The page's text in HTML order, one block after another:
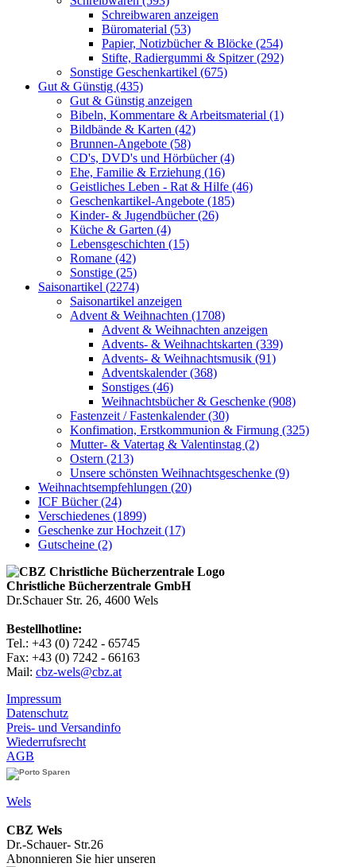
Schreibwaren anzeigen
Büromaterial (53)
Papier, Notizbücher & Blöcke (254)
Stifte, Radiergummi & Spitzer (292)
Sonstige Geschenkartikel (675)
Gut & Günstig (435)
Gut & Günstig anzeigen
Bibeln, Kommentare & Arbeitsmaterial (1)
Bildbände & Karten (42)
Brunnen-Angebote (58)
CD's, DVD's und Hörbücher (4)
Ehe, Familie & Erziehung (16)
Geistliches Leben - Rat & Hilfe (46)
Geschenkartikel-Angebote (185)
Kinder- & Jugendbücher (26)
Küche & Garten (4)
Lebensgeschichten (15)
Romane (42)
Sonstige (25)
Saisonartikel (2274)
Saisonartikel anzeigen
Advent & Weihnachten (1708)
Advent & Weihnachten anzeigen
Advents- & Weihnachtskarten (339)
Advents- & Weihnachtsmusik (91)
Adventskalender (368)
Sonstiges (46)
Weihnachtsbücher & Geschenke (908)
Fastenzeit / Fastenkalender (30)
Konfimation, Erstkommunion & Firmung (325)
Mutter- & Vatertag & Valentinstag (2)
Ostern (213)
Unsere schönsten Weihnachtsgeschenke (9)
Weihnachtsempfehlungen (20)
ICF Bücher (24)
Verschiedenes (1899)
Geschenke zur Hochzeit (17)
Gutscheine (2)
Christliche Bücherzentrale GmbH
Dr.Schauer Str. 26, 4600 Wels
Bestellhotline:
Tel.: +43 (0) 7242 - 65745
Fax: +43 (0) 7242 - 66163
Mail: cbz-wels@cbz.at
Impressum
Datenschutz
Preis- und Versandinfo
Wiederrufsrecht
AGB
Wels
CBZ Wels
Dr.-Schauer- Str.26
Abnonnieren Sie hier unseren